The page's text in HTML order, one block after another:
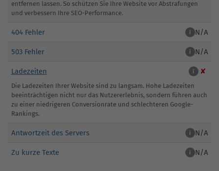
entfernen lassen. So schützen Sie Ihre Website vor Abstrafungen
und verbessern Ihre SEO-Performance.
404 Fehler i N/A
503 Fehler i N/A
Ladezeiten i ✘
Die Ladezeiten Ihrer Website sind zu langsam. Hohe Ladezeiten
beeinträchtigen nicht nur das Nutzererlebnis, sondern führen auch
zu einer niedrigeren Conversionrate und schlechteren Google-
Rankings.
Antwortzeit des Servers i N/A
Zu kurze Texte i N/A